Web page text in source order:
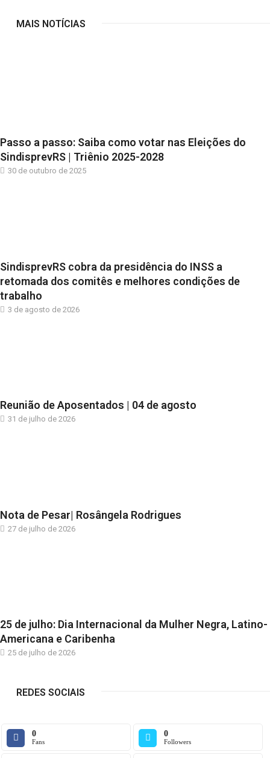
MAIS NOTÍCIAS
Passo a passo: Saiba como votar nas Eleições do
SindisprevRS | Triênio 2025-2028
30 de outubro de 2025
SindisprevRS cobra da presidência do INSS a
retomada dos comitês e melhores condições de
trabalho
3 de agosto de 2026
Reunião de Aposentados | 04 de agosto
31 de julho de 2026
Nota de Pesar| Rosângela Rodrigues
27 de julho de 2026
25 de julho: Dia Internacional da Mulher Negra, Latino-
Americana e Caribenha
25 de julho de 2026
REDES SOCIAIS
0
Fans
0
Followers